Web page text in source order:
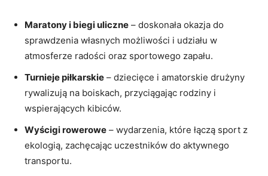
Maratony i biegi uliczne – doskonała okazja do
sprawdzenia własnych możliwości i udziału w
atmosferze radości oraz sportowego zapału.
Turnieje piłkarskie – dziecięce i amatorskie drużyny
rywalizują na boiskach, przyciągając rodziny i
wspierających kibiców.
Wyścigi rowerowe – wydarzenia, które łączą sport z
ekologią, zachęcając uczestników do aktywnego
transportu.